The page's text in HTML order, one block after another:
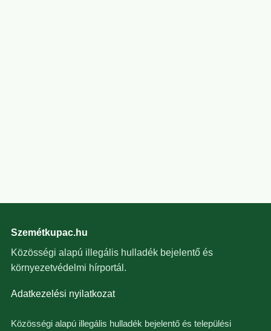
Szemétkupac.hu
Közösségi alapú illegális hulladék bejelentő és
környezetvédelmi hírportál.
Adatkezelési nyilatkozat
Közösségi alapú illegális hulladék bejelentő és települési